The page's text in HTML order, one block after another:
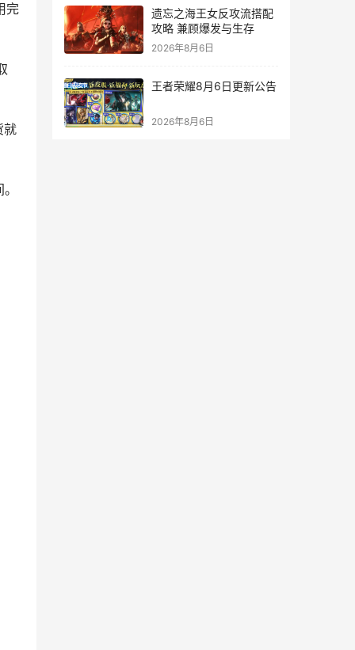
完
就
遗忘之海王女反攻流搭配
攻略 兼顾爆发与生存
2026年8月6日
王者荣耀8月6日更新公告
2026年8月6日